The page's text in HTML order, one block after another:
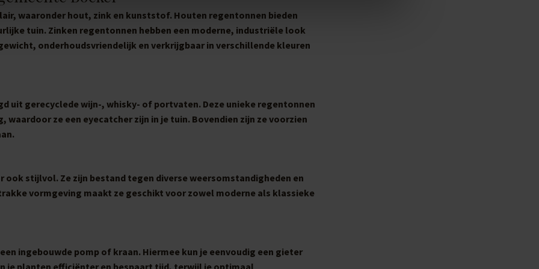
waaronder hout, zink en kunststof. Houten regentonnen bieden
tuin. Zinken regentonnen hebben een moderne, industriële look
onderhoudsvriendelijk en verkrijgbaar in verschillende kleuren
uit gerecyclede wijn-, whisky- of portvaten. Deze unieke regentonnen
ze een eyecatcher zijn in je tuin. Bovendien zijn ze voorzien
stijlvol. Ze zijn bestand tegen diverse weersomstandigheden en
vormgeving maakt ze geschikt voor zowel moderne als klassieke
ingebouwde pomp of kraan. Hiermee kun je eenvoudig een gieter